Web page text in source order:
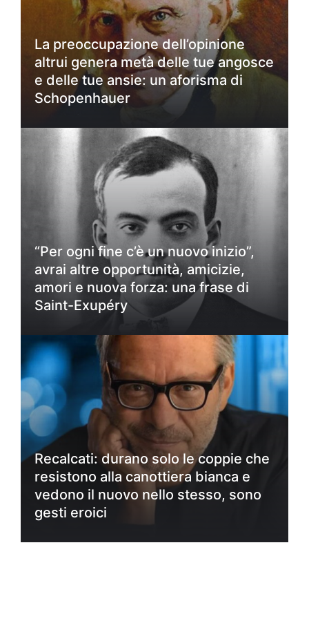
La preoccupazione dell’opinione
altrui genera metà delle tue angosce
e delle tue ansie: un aforisma di
Schopenhauer
“Per ogni fine c’è un nuovo inizio”,
avrai altre opportunità, amicizie,
amori e nuova forza: una frase di
Saint-Exupéry
Recalcati: durano solo le coppie che
resistono alla canottiera bianca e
vedono il nuovo nello stesso, sono
gesti eroici